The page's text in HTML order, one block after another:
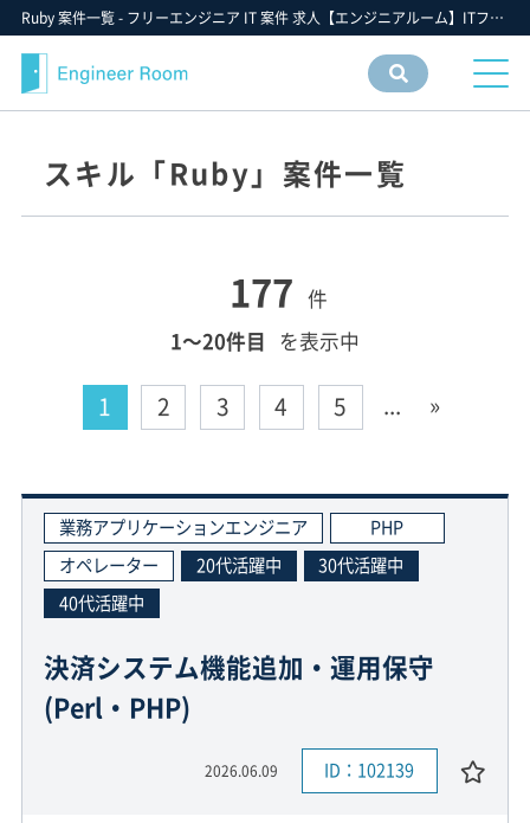
Ruby 案件一覧 - フリーエンジニア IT 案件 求人【エンジニアルーム】ITフリーランス ITエンジニア IT個人事業主 仕事 転職 募集
スキル「Ruby」案件一覧
177 件
1〜20件目
を表示中
1 2 3 4 5 ... »
業務アプリケーションエンジニア
PHP
オペレーター
20代活躍中
30代活躍中
40代活躍中
決済システム機能追加・運用保守
(Perl・PHP)
2026.06.09 ID：102139